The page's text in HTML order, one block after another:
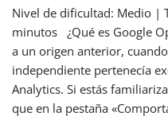
Nivel de dificultad: Medio |
minutos ¿Qué es Google
a un origen anterior,
independiente pertenecía
Analytics. Si estás
que en la pestaña